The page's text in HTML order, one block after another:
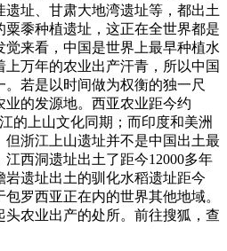
址、甘肃大地湾遗址等，都出土
黍种植遗址，这正在全世界都是
来看，中国是世界上最早种植水
万年的农业出产汗青，所以中国
若是以时间做为权衡的独一尺
业的发源地。西亚农业距今约
的上山文化同期；而印度和美洲
但浙江上山遗址并不是中国出土最
西洞遗址出土了距今12000多年
遗址出土的驯化水稻遗址距今
包罗西亚正在内的世界其他地域。
头农业出产的处所。前往搜狐，查